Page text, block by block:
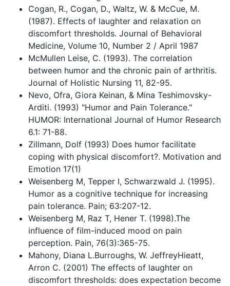
Cogan, R., Cogan, D., Waltz, W. & McCue, M.
(1987). Effects of laughter and relaxation on
discomfort thresholds. Journal of Behavioral
Medicine, Volume 10, Number 2 / April 1987
McMullen Leise, C. (1993). The correlation
between humor and the chronic pain of arthritis.
Journal of Holistic Nursing 11, 82-95.
Nevo, Ofra, Giora Keinan, & Mina Teshimovsky-
Arditi. (1993) "Humor and Pain Tolerance."
HUMOR: International Journal of Humor Research
6.1: 71-88.
Zillmann, Dolf (1993) Does humor facilitate
coping with physical discomfort?. Motivation and
Emotion 17(1)
Weisenberg M, Tepper I, Schwarzwald J. (1995).
Humor as a cognitive technique for increasing
pain tolerance. Pain; 63:207-12.
Weisenberg M, Raz T, Hener T. (1998).The
influence of film-induced mood on pain
perception. Pain, 76(3):365-75.
Mahony, Diana L.Burroughs, W. JeffreyHieatt,
Arron C. (2001) The effects of laughter on
discomfort thresholds: does expectation become